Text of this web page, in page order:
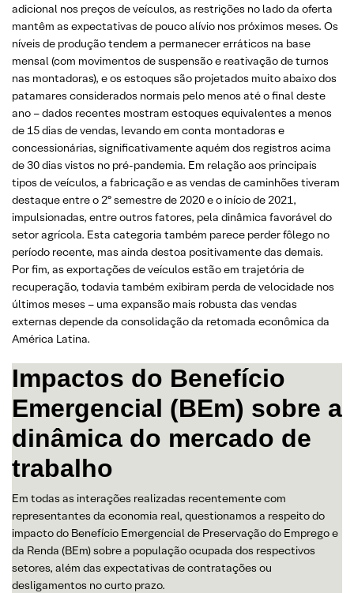
adicional nos preços de veículos, as restrições no lado da oferta
mantêm as expectativas de pouco alívio nos próximos meses. Os
níveis de produção tendem a permanecer erráticos na base
mensal (com movimentos de suspensão e reativação de turnos
nas montadoras), e os estoques são projetados muito abaixo dos
patamares considerados normais pelo menos até o final deste
ano – dados recentes mostram estoques equivalentes a menos
de 15 dias de vendas, levando em conta montadoras e
concessionárias, significativamente aquém dos registros acima
de 30 dias vistos no pré-pandemia. Em relação aos principais
tipos de veículos, a fabricação e as vendas de caminhões tiveram
destaque entre o 2º semestre de 2020 e o início de 2021,
impulsionadas, entre outros fatores, pela dinâmica favorável do
setor agrícola. Esta categoria também parece perder fôlego no
período recente, mas ainda destoa positivamente das demais.
Por fim, as exportações de veículos estão em trajetória de
recuperação, todavia também exibiram perda de velocidade nos
últimos meses – uma expansão mais robusta das vendas
externas depende da consolidação da retomada econômica da
América Latina.
Impactos do Benefício
Emergencial (BEm) sobre a
dinâmica do mercado de
trabalho
Em todas as interações realizadas recentemente com
representantes da economia real, questionamos a respeito do
impacto do Benefício Emergencial de Preservação do Emprego e
da Renda (BEm) sobre a população ocupada dos respectivos
setores, além das expectativas de contratações ou
desligamentos no curto prazo.